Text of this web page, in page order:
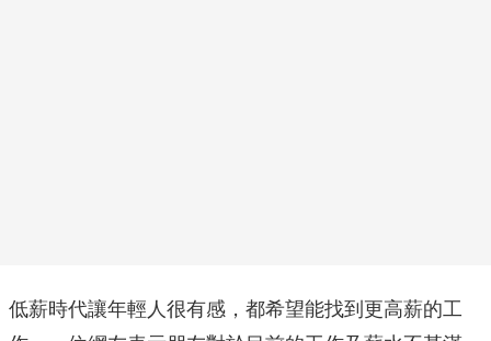
低薪時代讓年輕人很有感，都希望能找到更高薪的工